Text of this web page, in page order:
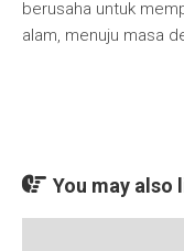
berusaha untuk
alam, menuju masa
You may also